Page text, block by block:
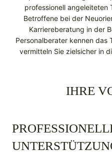
professionell angeleiteten
Betroffene bei der
Karriereberatung in der
Personalberater kennen das
vermitteln Sie zielsicher in
IHRE